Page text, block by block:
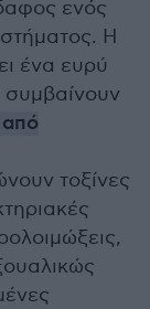
ενός
Η
ένα ευρύ
συμβαίνουν
από
τοξίνες